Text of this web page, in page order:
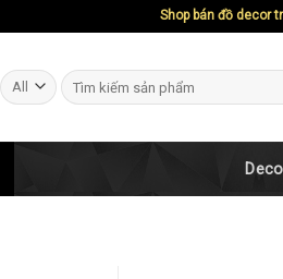
Shop bán đồ decor
Search
for: